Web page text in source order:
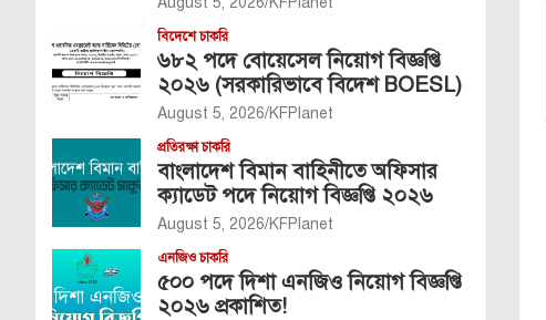
বিদেশে চাকরি
৬৮২ পদে বোয়েসেল নিয়োগ বিজ্ঞপ্তি
২০২৬ (সরকারিভাবে বিদেশ BOESL)
August 5, 2026 KFPlanet
প্রতিরক্ষা চাকরি
বাংলাদেশ বিমান বাহিনীতে অফিসার
ক্যাডেট পদে নিয়োগ বিজ্ঞপ্তি ২০২৬
August 5, 2026 KFPlanet
এনজিও চাকরি
৫০০ পদে দিশা এনজিও নিয়োগ বিজ্ঞপ্তি
২০২৬ প্রকাশিত!